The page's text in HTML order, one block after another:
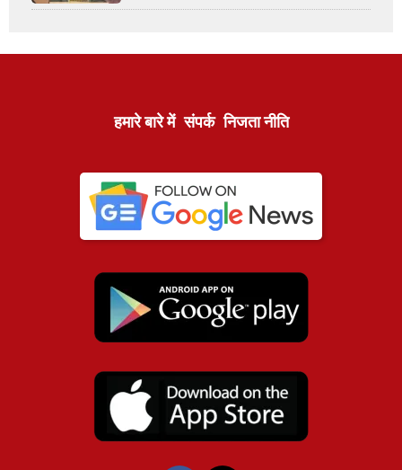
हमारे बारे में संपर्क निजता नीति